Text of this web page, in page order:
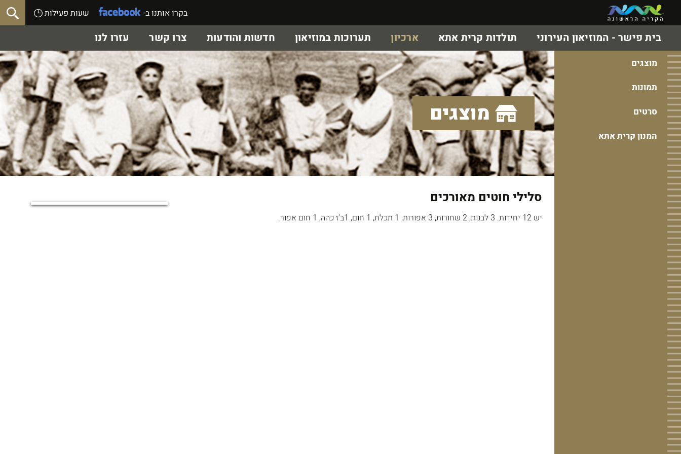
בקרו אותנו ב- שעות פעילות
בית פישר - המוזיאון העירוני תולדות קרית אתא ארכיון תערוכות במוזיאון חדשות והודעות צרו קשר עזרו לנו
מוצגים
תמונות
סרטים
המנון קרית אתא
מוצגים
סלילי חוטים מאורכים
יש 12 יחידות. 3 לבנות, 2 שחורות, 3 אפורות, 1 תכלת, 1 חום, 1ב'ז כהה, 1 חום אפור.